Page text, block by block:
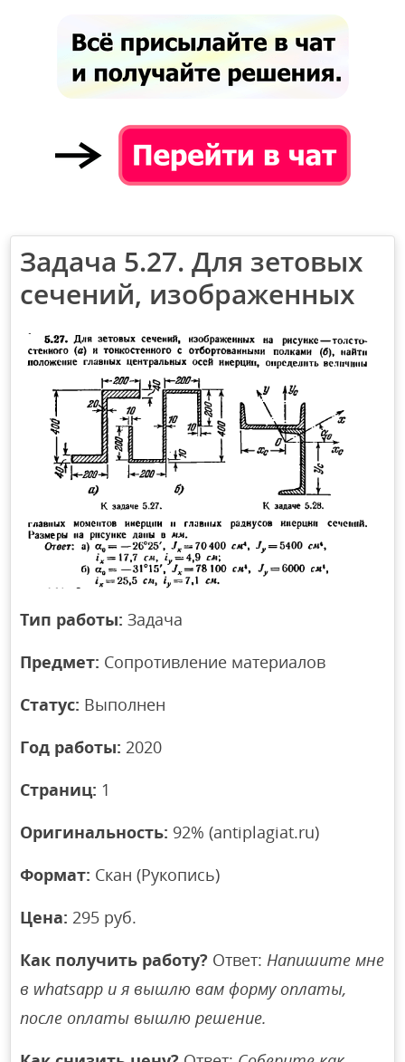
Задача 5.27. Для зетовых
сечений, изображенных
Тип работы: Задача
Предмет: Сопротивление материалов
Статус: Выполнен
Год работы: 2020
Страниц: 1
Оригинальность: 92% (antiplagiat.ru)
Формат: Скан (Рукопись)
Цена: 295 руб.
Как получить работу? Ответ:Напишите мне
в whatsapp и я вышлю вам форму оплаты,
после оплаты вышлю решение.